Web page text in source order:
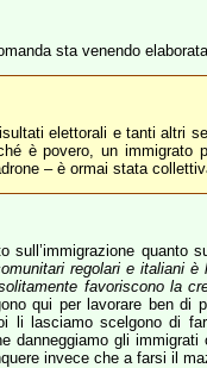
sta venendo
elettorali e tanti altri
è povero, un
– è ormai stata
sull’immigrazione quanto
regolari e italiani
favoriscono la
qui per lavorare ben di
li lasciamo scelgono di
danneggiamo gli
invece che a farsi il